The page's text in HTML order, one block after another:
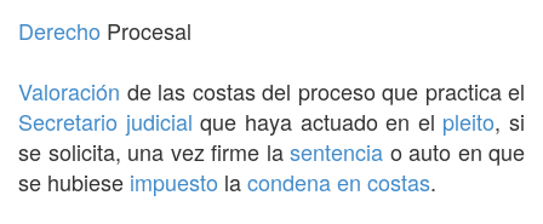
Derecho Procesal
Valoración de las costas del proceso que practica el
Secretario judicial que haya actuado en el pleito, si
se solicita, una vez firme lasentencia o auto en que
se hubiese impuesto lacondena en costas.